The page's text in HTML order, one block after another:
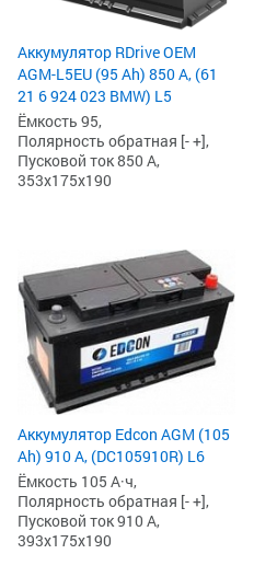
Аккумулятор RDrive OEM
AGM-L5EU (95 Ah) 850 А, (61
21 6 924 023 BMW) L5
Ёмкость 95,
Полярность обратная [- +],
Пусковой ток 850 А,
353x175x190
Аккумулятор Edcon AGM (105
Ah) 910 А, (DC105910R) L6
Ёмкость 105 А·ч,
Полярность обратная [- +],
Пусковой ток 910 А,
393x175x190